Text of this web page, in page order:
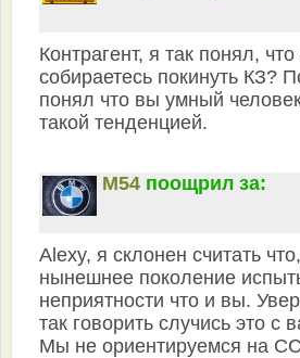
Контрагент, я так понял,
собираетесь покинуть КЗ?
понял что вы умный
такой тенденцией.
M54 поощрил за:
Alexy, я склонен считать
нынешнее поколение
неприятности что и вы.
так говорить случись это
Мы не ориентируемся на